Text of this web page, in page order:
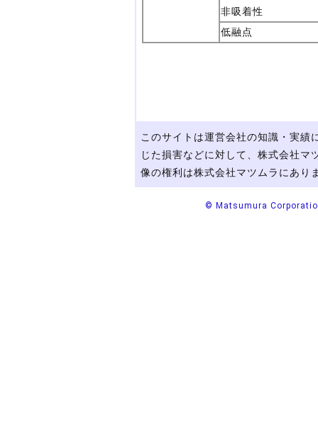
非吸着性
低融点
このサイトは運営会社の知識・実績
じた損害などに対して、株式会社マ
像の権利は株式会社マツムラにあり
© Matsumura